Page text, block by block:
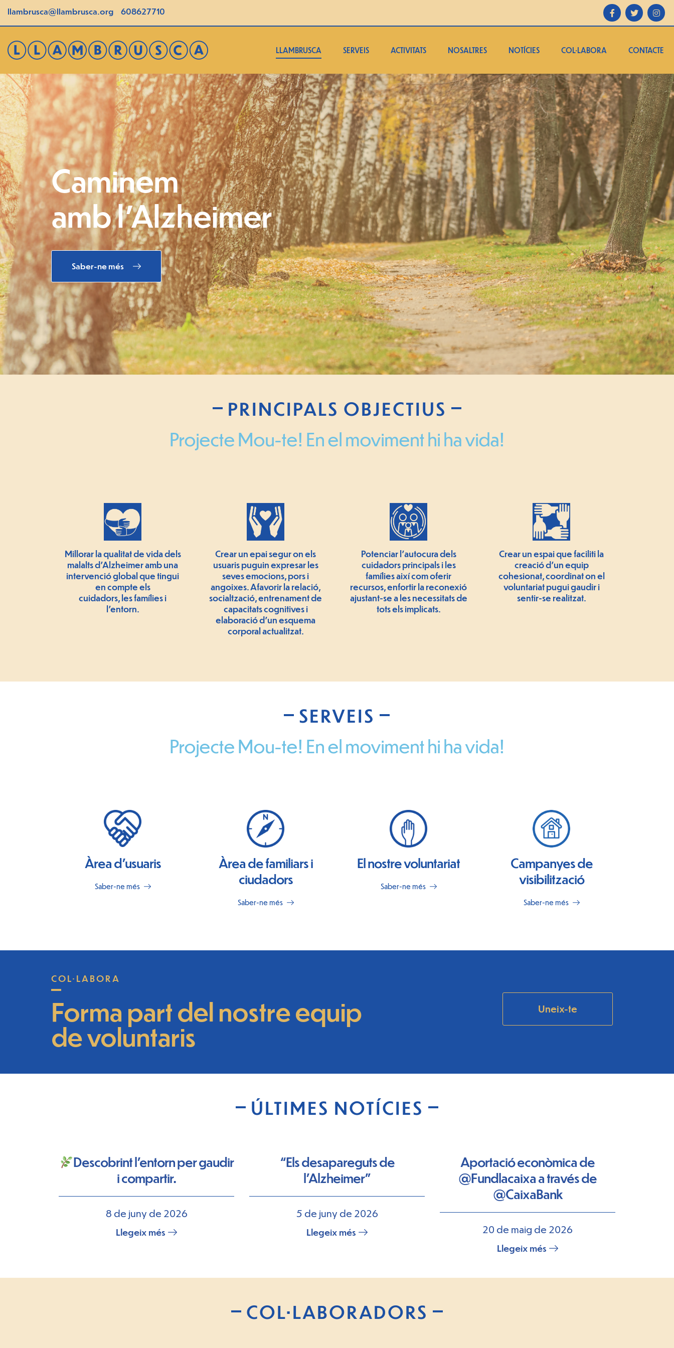
llambrusca@llambrusca.org 608627710
LLAMBRUSCA SERVEIS ACTIVITATS NOSALTRES NOTÍCIES COL·LABORA CONTACTE
Caminem
amb l'Alzheimer
Saber-ne més
PRINCIPALS OBJECTIUS
Projecte Mou-te! En el moviment hi ha vida!
Millorar la qualitat de vida dels
malalts d'Alzheimer amb una
intervenció global que tingui
en compte els
cuidadors, les famílies i
l'entorn.
Crear un epai segur on els
usuaris puguin expresar les
seves emocions, pors i
angoixes. Afavorir la relació,
socialtzació, entrenament de
capacitats cognitives i
elaboració d'un esquema
corporal actualitzat.
Potenciar l’autocura dels
cuidadors principals i les
famílies així com oferir
recursos, enfortir la reconexió
ajustant-se a les necessitats de
tots els implicats.
Crear un espai que faciliti la
creació d'un equip
cohesionat, coordinat on el
voluntariat pugui gaudir i
sentir-se realitzat.
SERVEIS
Projecte Mou-te! En el moviment hi ha vida!
Àrea d'usuaris
Saber-ne més
Àrea de familiars i
ciudadors
Saber-ne més
El nostre voluntariat
Saber-ne més
Campanyes de
visibilització
Saber-ne més
COL·LABORA
Forma part del nostre equip
de voluntaris
Uneix-te
ÚLTIMES NOTÍCIES
Descobrint l’entorn per gaudir
i compartir.
8 de juny de 2026
Llegeix més
“Els desapareguts de
l’Alzheimer”
5 de juny de 2026
Llegeix més
Aportació econòmica de
@Fundlacaixa a través de
@CaixaBank
20 de maig de 2026
Llegeix més
COL·LABORADORS